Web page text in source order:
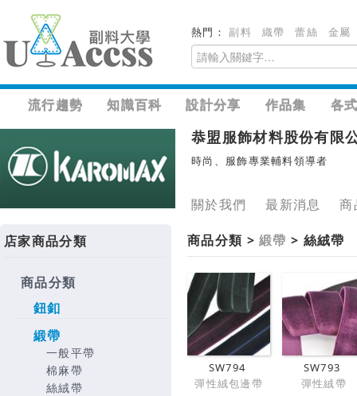
熱門：副料 織帶 蕾絲 金屬
流行趨勢 知識百科 設計分享 作品集 各
恭盟服飾材料股份有限
時尚、服飾專業輔料領導者
關於我們 最新消息 商
店家商品分類
商品分類
鈕釦
緞帶
一般平帶
棉麻帶
絲絨帶
商品分類 >緞帶 > 絲絨帶
SW794
彈性絨包邊帶
SW793
彈性絨帶